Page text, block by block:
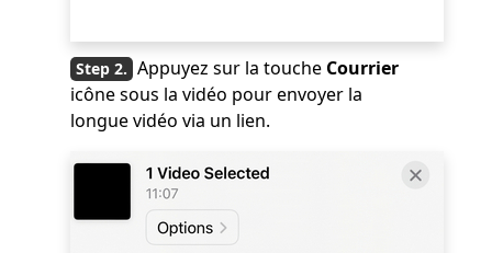
Appuyez sur la touche Courrier
icône sous la vidéo pour envoyer la
longue vidéo via un lien.